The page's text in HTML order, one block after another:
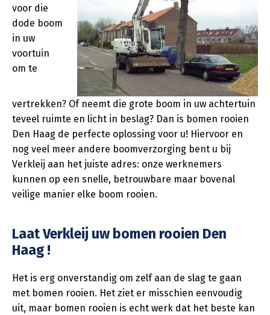
voor die
dode boom
in uw
voortuin
om te
vertrekken? Of neemt die grote boom in uw achtertuin
teveel ruimte en licht in beslag? Dan is bomen rooien
Den Haag de perfecte oplossing voor u! Hiervoor en
nog veel meer andere boomverzorging bent u bij
Verkleij aan het juiste adres: onze werknemers
kunnen op een snelle, betrouwbare maar bovenal
veilige manier elke boom rooien.
Laat Verkleij uw bomen rooien Den
Haag !
Het is erg onverstandig om zelf aan de slag te gaan
met bomen rooien. Het ziet er misschien eenvoudig
uit, maar bomen rooien is echt werk dat het beste kan